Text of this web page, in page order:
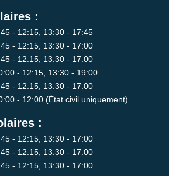
:
- 12:15, 13:30 - 17:45
- 12:15, 13:30 - 17:00
- 12:15, 13:30 - 17:00
- 12:15, 13:30 - 19:00
- 12:15, 13:30 - 17:00
- 12:00 (État civil uniquement)
:
- 12:15, 13:30 - 17:00
- 12:15, 13:30 - 17:00
- 12:15, 13:30 - 17:00